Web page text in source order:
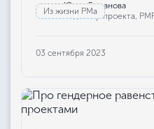
Из жизни РМа
Юлия Бажанова
Редактор проекта,
03 сентября 2023